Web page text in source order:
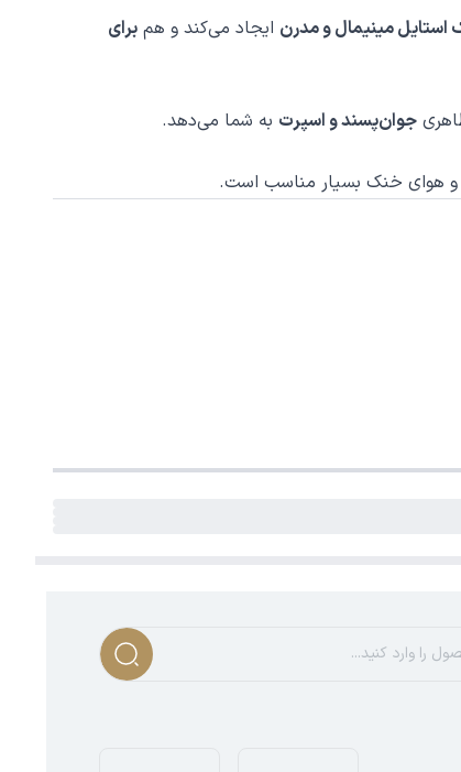
استایل مینیمال و مدرن ایجاد می‌کند و هم برای
جوان‌پسند و اسپرت به شما می‌دهد.
و هوای خنک بسیار مناسب است.